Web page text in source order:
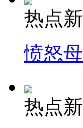
热点
愤怒
热点